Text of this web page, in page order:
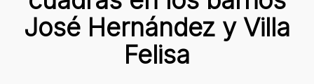
José Hernández y Villa
Felisa